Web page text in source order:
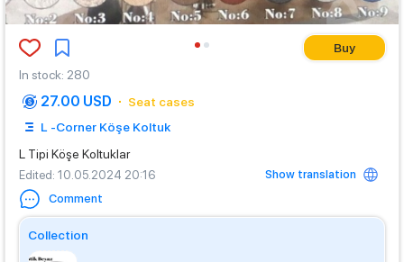
Buy
In stock: 280
27.00 USD
Seat cases
L -Corner Köşe Koltuk
L Tipi Köşe Koltuklar
Edited: 10.05.2024 20:16
Show translation
Comment
Collection